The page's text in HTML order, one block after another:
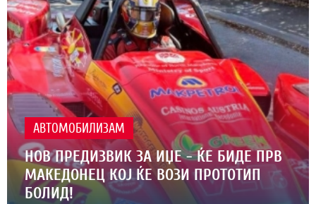
АВТОМОБИЛИЗАМ
НОВ ПРЕДИЗВИК ЗА ИЏЕ - ЌЕ БИДЕ ПРВ
МАКЕДОНЕЦ КОЈ ЌЕ ВОЗИ ПРОТОТИП
БОЛИД!